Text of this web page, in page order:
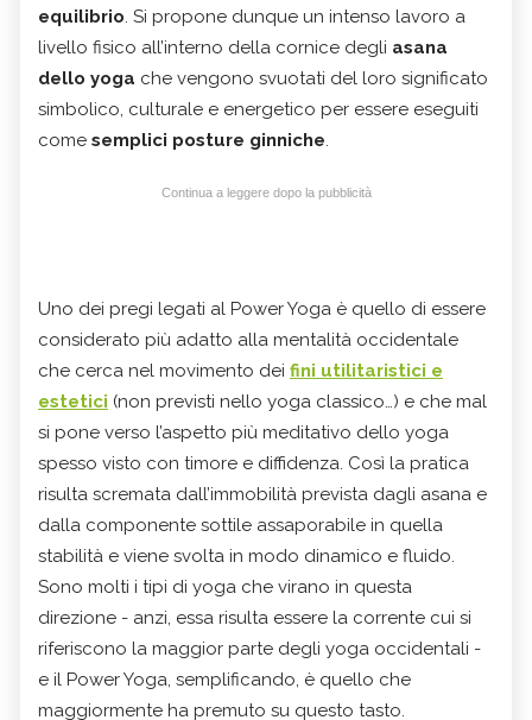
equilibrio. Si propone dunque un intenso lavoro a
livello fisico all’interno della cornice degli asana
dello yoga che vengono svuotati del loro significato
simbolico, culturale e energetico per essere eseguiti
come semplici posture ginniche.
Continua a leggere dopo la pubblicità
Uno dei pregi legati al Power Yoga è quello di essere
considerato più adatto alla mentalità occidentale
che cerca nel movimento dei fini utilitaristici e
estetici (non previsti nello yoga classico…) e che mal
si pone verso l’aspetto più meditativo dello yoga
spesso visto con timore e diffidenza. Così la pratica
risulta scremata dall’immobilità prevista dagli asana e
dalla componente sottile assaporabile in quella
stabilità e viene svolta in modo dinamico e fluido.
Sono molti i tipi di yoga che virano in questa
direzione - anzi, essa risulta essere la corrente cui si
riferiscono la maggior parte degli yoga occidentali -
e il Power Yoga, semplificando, è quello che
maggiormente ha premuto su questo tasto.